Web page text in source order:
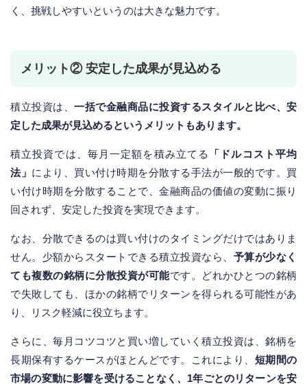
く、挑戦しやすいというのは大きな魅力です。
メリット② 安定した成果が見込める
積立投資は、 一括で金融商品に投資するスタイルと比べ、安
定した成果が見込めるというメリットもあります。
積立投資では、毎月一定額を積み立てる
「ドルコスト平均
法」 により、買い付け時期を分散する手法が一般的です。買
い付け時期を分散することで、金融商品の価値の変動に振り
回されず、安定した投資を実現できます。
なお、分散できるのは買い付けのタイミングだけではありま
せん。少額からスタートできる積立投資なら、 予算が少なく
ても複数の銘柄に分散投資が可能です。どれかひとつの銘柄
で失敗しても、ほかの銘柄でリターンを得られる可能性があ
り、リスク軽減に役立ちます。
さらに、毎月コツコツと買い増していく積立投資は、銘柄を
長期保有するケースがほとんどです。これにより、 短期間の
市場の変動に影響を受けることなく、1年ごとのリターンを安